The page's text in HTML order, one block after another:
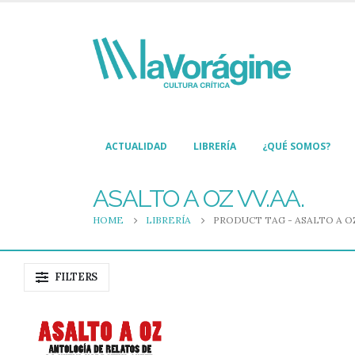
ACTUALIDAD LIBRERÍA ¿QUÉ SOMOS?
ASALTO A OZ VV.AA.
HOME LIBRERÍA PRODUCT TAG - ASALTO A
FILTERS